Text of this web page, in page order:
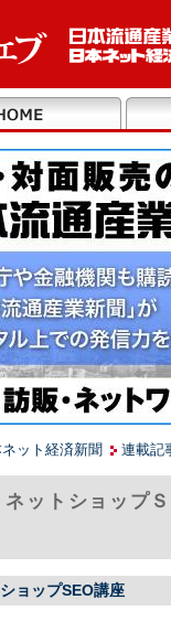
ネット経済新聞 連載記
ネットショップ
ョップSEO講座